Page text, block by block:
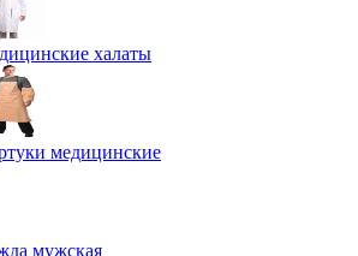
халаты
медицинские
мужская